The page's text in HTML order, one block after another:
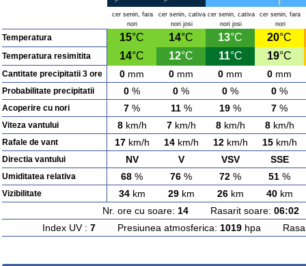
cer senin, fara
nori
cer senin, cativa
nori josi
cer senin, cativa
nori josi
cer senin, fara
nori
Temperatura 15°C 14°C 13°C 20°C
Temperatura resimitita 14°C 12°C 11°C 19°C
Cantitate precipitatii 3 ore 0 mm 0 mm 0 mm 0 mm
Probabilitate precipitatii 0 % 0 % 0 % 0 %
Acoperire cu nori 7 % 11% 19 % 7 %
Viteza vantului 8km/h 7km/h 8km/h 8km/h
Rafale de vant 17km/h 14km/h 12km/h 15km/h
Directia vantului NV V VSV SSE
Umiditatea relativa 68 % 76 % 72 % 51 %
Vizibilitate 34km 29km 26km 40km
Nr. ore cu soare: 14Rasarit soare: 06:02
Index UV : 7Presiunea atmosferica: 1019hpa